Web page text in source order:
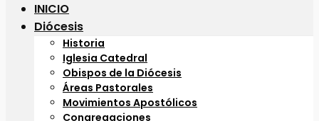
INICIO
Diócesis
Historia
Iglesia Catedral
Obispos de la Diócesis
Áreas Pastorales
Movimientos Apostólicos
Congregaciones